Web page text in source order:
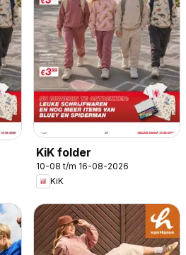
KiK folder
10-08 t/m 16-08-2026
KiK